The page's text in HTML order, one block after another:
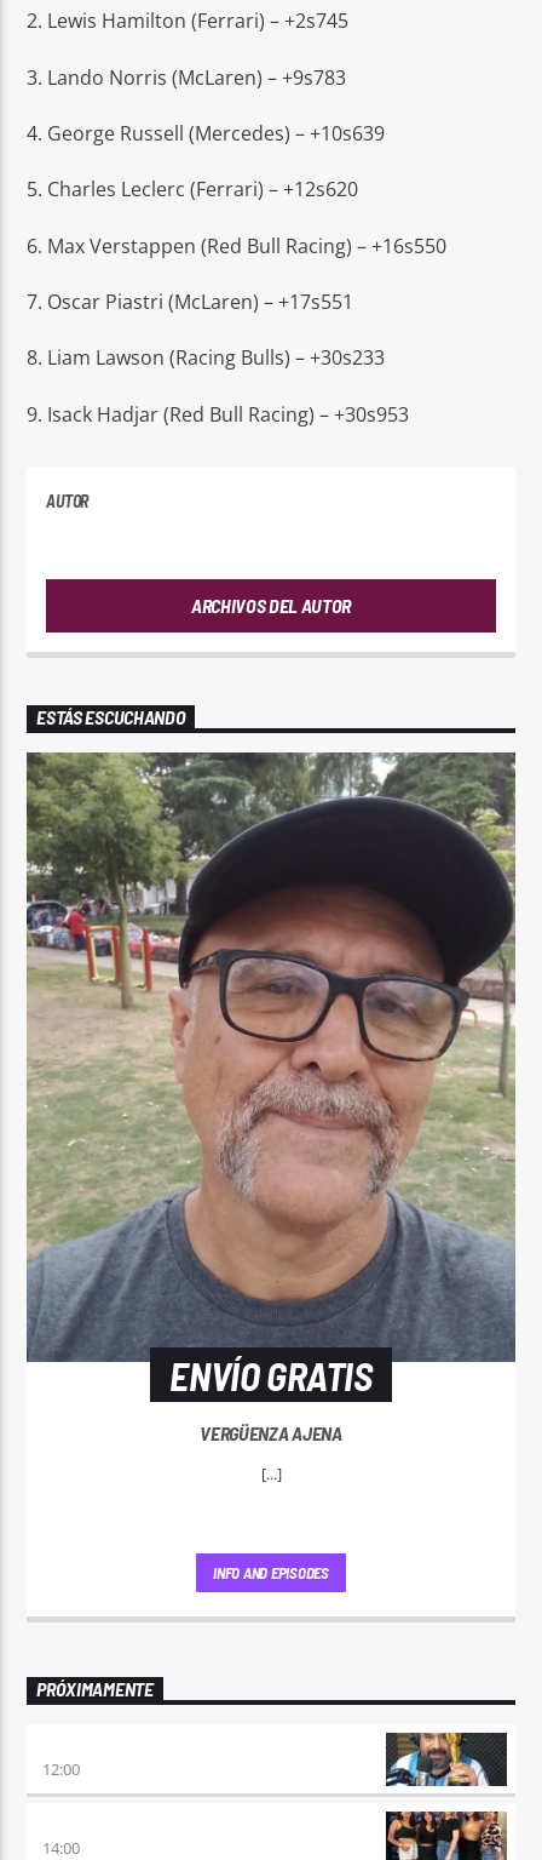
2. Lewis Hamilton (Ferrari) – +2s745
3. Lando Norris (McLaren) – +9s783
4. George Russell (Mercedes) – +10s639
5. Charles Leclerc (Ferrari) – +12s620
6. Max Verstappen (Red Bull Racing) – +16s550
7. Oscar Piastri (McLaren) – +17s551
8. Liam Lawson (Racing Bulls) – +30s233
9. Isack Hadjar (Red Bull Racing) – +30s953
AUTOR
ARCHIVOS DEL AUTOR
ESTÁS ESCUCHANDO
ENVÍO GRATIS
VERGÜENZA AJENA
[...]
INFO AND EPISODES
PRÓXIMAMENTE
12:00
14:00